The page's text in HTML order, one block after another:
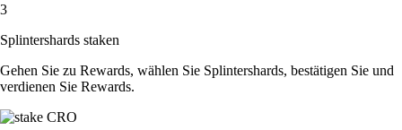
3
Splintershards staken
Gehen Sie zu Rewards, wählen Sie Splintershards, bestätigen Sie und
verdienen Sie Rewards.